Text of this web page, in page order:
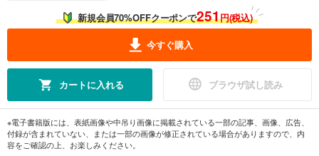
新規会員70%OFFクーポンで251円(税込)
今すぐ購入
カートに入れる ブラウザ試し読み
※電子書籍版には、表紙画像や中吊り画像に掲載されている一部の記事、画像、広告、
付録が含まれていない、または一部の画像が修正されている場合がありますので、内
容をご確認の上、お楽しみください。